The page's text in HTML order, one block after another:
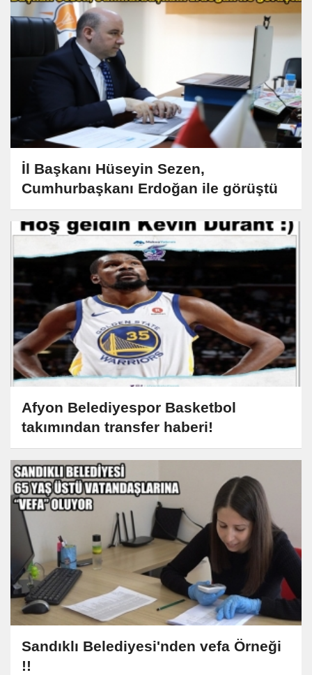
İl Başkanı Hüseyin Sezen,
Cumhurbaşkanı Erdoğan ile görüştü
Afyon Belediyespor Basketbol
takımından transfer haberi!
Sandıklı Belediyesi'nden vefa Örneği
!!